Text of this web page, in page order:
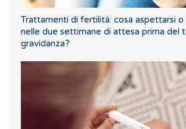
Trattamenti di fertilità: cosa aspettarsi o
nelle due settimane di attesa prima del
gravidanza?